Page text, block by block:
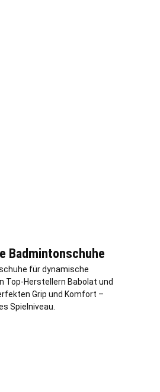
Badmintonschuhe
für dynamische
Top-Herstellern Babolat und
Grip und Komfort –
Spielniveau.